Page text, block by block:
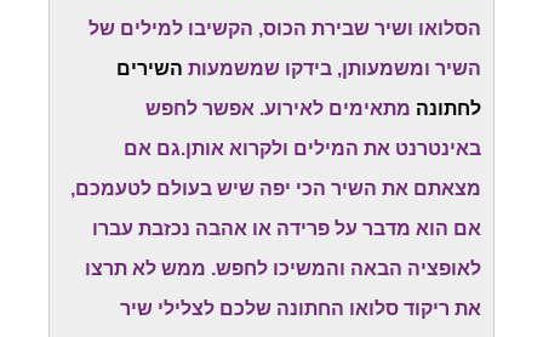
הסלואו ושיר שבירת הכוס, הקשיבו למילים של
השיר ומשמעותן, בידקו שמשמעות השירים
לחתונה מתאימים לאירוע. אפשר לחפש
באינטרנט את המילים ולקרוא אותן.גם אם
מצאתם את השיר הכי יפה שיש בעולם לטעמכם,
אם הוא מדבר על פרידה או אהבה נכזבת עברו
לאופציה הבאה והמשיכו לחפש. ממש לא תרצו
את ריקוד סלואו החתונה שלכם לצלילי שיר